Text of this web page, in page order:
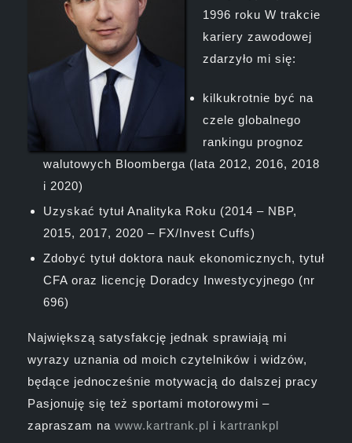
1996 roku W trakcie
kariery zawodowej
zdarzyło mi się:
kilkukrotnie być na
czele globalnego
rankingu prognoz
walutowych Bloomberga (lata 2012, 2016, 2018
i 2020)
Uzyskać tytuł Analityka Roku (2014 – NBP,
2015, 2017, 2020 – FX/Invest Cuffs)
Zdobyć tytuł doktora nauk ekonomicznych, tytuł
CFA oraz licencję Doradcy Inwestycyjnego (nr
696)
Największą satysfakcję jednak sprawiają mi
wyrazy uznania od moich czytelników i widzów,
będące jednocześnie motywacją do dalszej pracy
Pasjonuję się też sportami motorowymi –
zapraszam na www.kartrank.pl i kartrankpl